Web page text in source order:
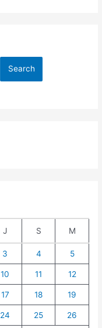
Search
J S M
3 4 5
10 11 12
17 18 19
24 25 26